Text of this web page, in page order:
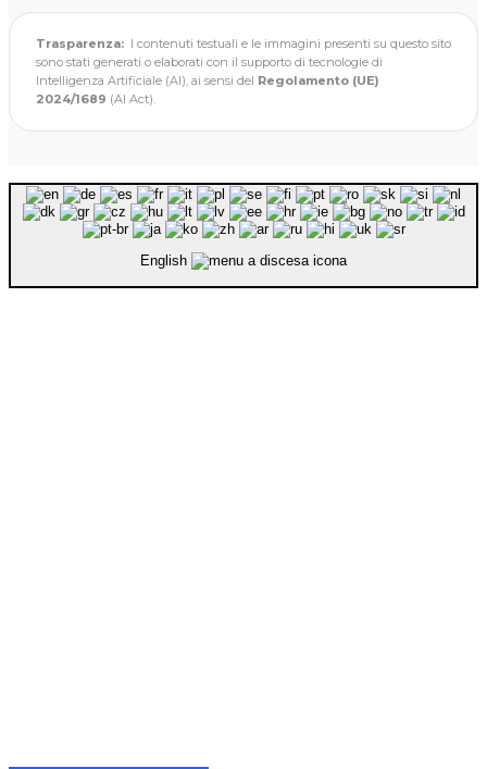
Trasparenza: I contenuti testuali e le immagini presenti su questo sito
sono stati generati o elaborati con il supporto di tecnologie di
Intelligenza Artificiale (AI), ai sensi del Regolamento (UE)
2024/1689 (AI Act).
English